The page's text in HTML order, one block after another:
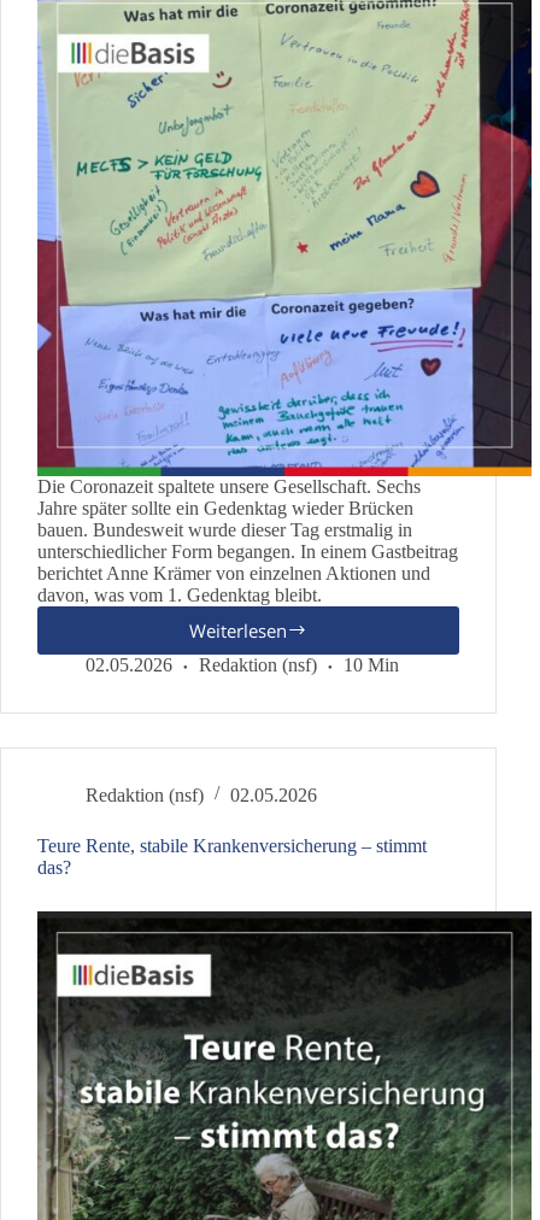
Die Coronazeit spaltete unsere Gesellschaft. Sechs
Jahre später sollte ein Gedenktag wieder Brücken
bauen. Bundesweit wurde dieser Tag erstmalig in
unterschiedlicher Form begangen. In einem Gastbeitrag
berichtet Anne Krämer von einzelnen Aktionen und
davon, was vom 1. Gedenktag bleibt.
Weiterlesen
Kann
Versöhnung
02.05.2026 Redaktion (nsf) 10 Min
Redaktion (nsf) 02.05.2026
Teure Rente, stabile Krankenversicherung – stimmt
das?